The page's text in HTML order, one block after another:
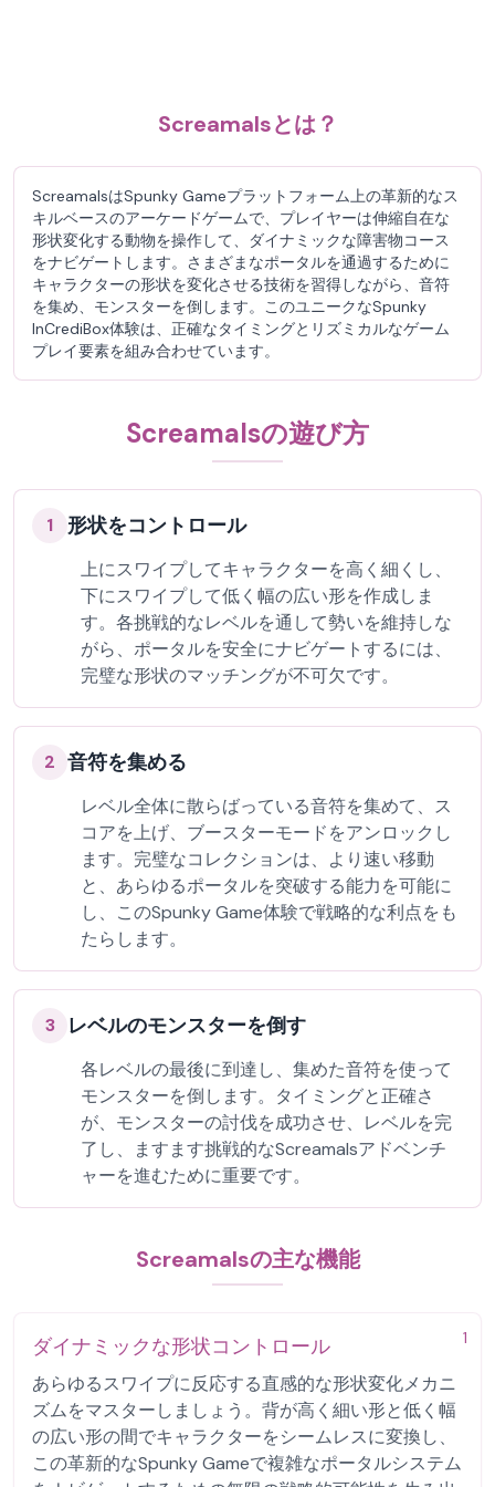
Screamalsとは？
ScreamalsはSpunky Gameプラットフォーム上の革新的なス
キルベースのアーケードゲームで、プレイヤーは伸縮自在な
形状変化する動物を操作して、ダイナミックな障害物コース
をナビゲートします。さまざまなポータルを通過するために
キャラクターの形状を変化させる技術を習得しながら、音符
を集め、モンスターを倒します。このユニークなSpunky
InCrediBox体験は、正確なタイミングとリズミカルなゲーム
プレイ要素を組み合わせています。
Screamalsの遊び方
1 形状をコントロール
上にスワイプしてキャラクターを高く細くし、
下にスワイプして低く幅の広い形を作成しま
す。各挑戦的なレベルを通して勢いを維持しな
がら、ポータルを安全にナビゲートするには、
完璧な形状のマッチングが不可欠です。
2 音符を集める
レベル全体に散らばっている音符を集めて、ス
コアを上げ、ブースターモードをアンロックし
ます。完璧なコレクションは、より速い移動
と、あらゆるポータルを突破する能力を可能に
し、このSpunky Game体験で戦略的な利点をも
たらします。
3 レベルのモンスターを倒す
各レベルの最後に到達し、集めた音符を使って
モンスターを倒します。タイミングと正確さ
が、モンスターの討伐を成功させ、レベルを完
了し、ますます挑戦的なScreamalsアドベンチ
ャーを進むために重要です。
Screamalsの主な機能
1
ダイナミックな形状コントロール
あらゆるスワイプに反応する直感的な形状変化メカニ
ズムをマスターしましょう。背が高く細い形と低く幅
の広い形の間でキャラクターをシームレスに変換し、
この革新的なSpunky Gameで複雑なポータルシステム